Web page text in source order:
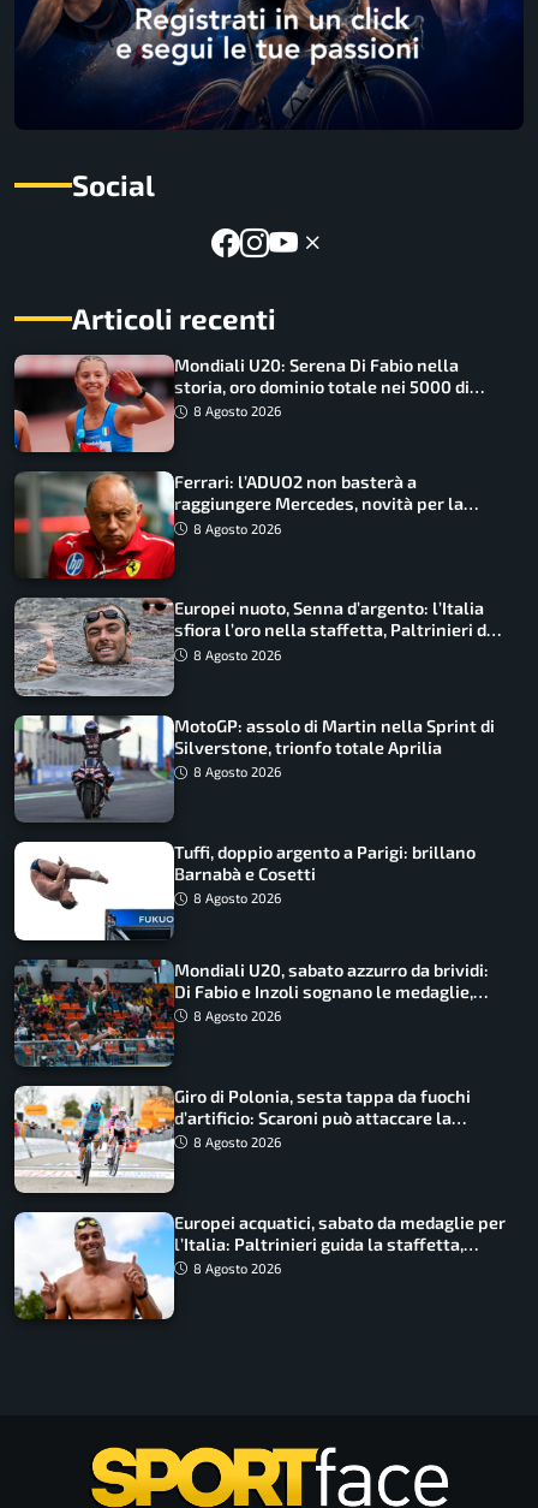
Social
Articoli recenti
Mondiali U20: Serena Di Fabio nella
storia, oro dominio totale nei 5000 di
marcia
8 Agosto 2026
Ferrari: l’ADUO2 non basterà a
raggiungere Mercedes, novità per la
Macarena
8 Agosto 2026
Europei nuoto, Senna d’argento: l’Italia
sfiora l’oro nella staffetta, Paltrinieri da
urlo, il bilancio azzurro
8 Agosto 2026
MotoGP: assolo di Martin nella Sprint di
Silverstone, trionfo totale Aprilia
8 Agosto 2026
Tuffi, doppio argento a Parigi: brillano
Barnabà e Cosetti
8 Agosto 2026
Mondiali U20, sabato azzurro da brividi:
Di Fabio e Inzoli sognano le medaglie,
Castellani e Succo in finale
8 Agosto 2026
Giro di Polonia, sesta tappa da fuochi
d’artificio: Scaroni può attaccare la
maglia di Lemmen
8 Agosto 2026
Europei acquatici, sabato da medaglie per
l’Italia: Paltrinieri guida la staffetta,
Barnabà sogna l’oro dalle grandi altezze
8 Agosto 2026